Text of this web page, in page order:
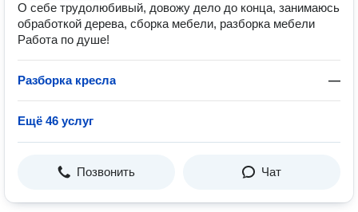
О себе трудолюбивый, довожу дело до конца, занимаюсь
обработкой дерева, сборка мебели, разборка мебели
Работа по душе!
Разборка кресла —
Ещё 46 услуг
Позвонить Чат